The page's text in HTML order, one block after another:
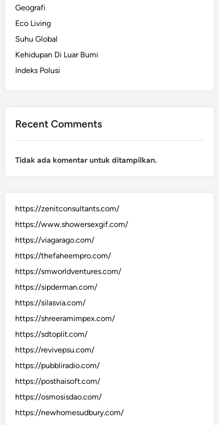
Geografi
Eco Living
Suhu Global
Kehidupan Di Luar Bumi
Indeks Polusi
Recent Comments
Tidak ada komentar untuk ditampilkan.
https://zenitconsultants.com/
https://www.showersexgif.com/
https://viagarago.com/
https://thefaheempro.com/
https://smworldventures.com/
https://sipderman.com/
https://silasvia.com/
https://shreeramimpex.com/
https://sdtoplit.com/
https://revivepsu.com/
https://pubbliradio.com/
https://posthaisoft.com/
https://osmosisdao.com/
https://newhomesudbury.com/